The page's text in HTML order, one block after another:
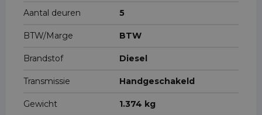
Aantal deuren 5
BTW/Marge BTW
Brandstof Diesel
Transmissie Handgeschakeld
Gewicht 1.374 kg